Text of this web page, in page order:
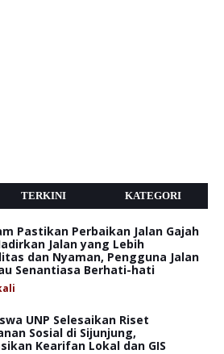
TERKINI KATEGORI
Pastikan Perbaikan Jalan Gajah
Jalan yang Lebih
dan Nyaman, Pengguna Jalan
Senantiasa Berhati-hati
UNP Selesaikan Riset
Sosial di Sijunjung,
Kearifan Lokal dan GIS